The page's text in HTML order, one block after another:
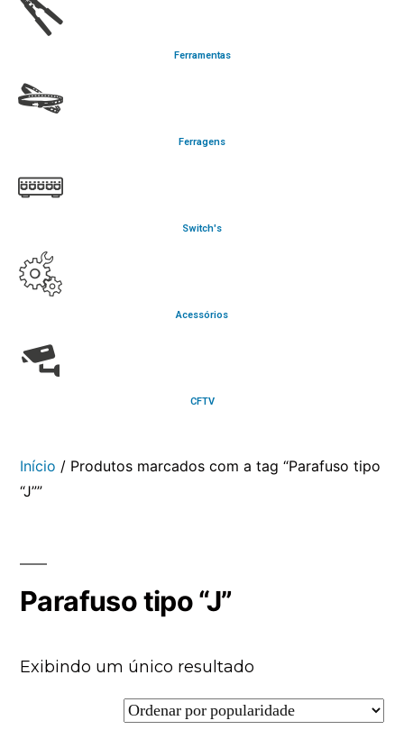
Ferramentas
Ferragens
Switch's
Acessórios
CFTV
Início / Produtos marcados com a tag “Parafuso tipo
“J””
Parafuso tipo “J”
Exibindo um único resultado